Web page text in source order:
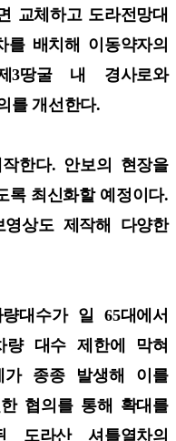
교체하고 도라전망대
를 배치해 이동약자의
3땅굴 내 경사로와
를 개선한다.
한다. 안보의 현장을
록 최신화할 예정이다.
상도 제작해 다양한
대수가 일 65대에서
량 대수 제한에 막혀
가 종종 발생해 이를
협의를 통해 확대를
도라산 셔틀열차의